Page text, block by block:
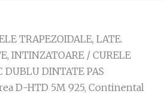
TRAPEZOIDALE, LATE.
INTINZATOARE / CURELE
DUBLU DINTATE PAS
D-HTD 5M 925, Continental